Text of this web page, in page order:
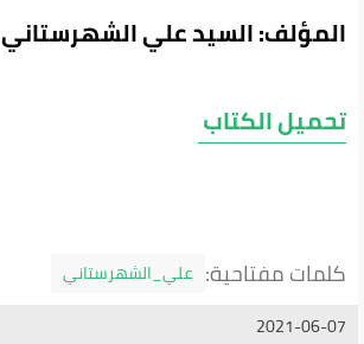
المؤلف: السيد علي الشهرستاني
تحميل الكتاب
كلمات مفتاحية: علي_الشهرستاني
2021-06-07